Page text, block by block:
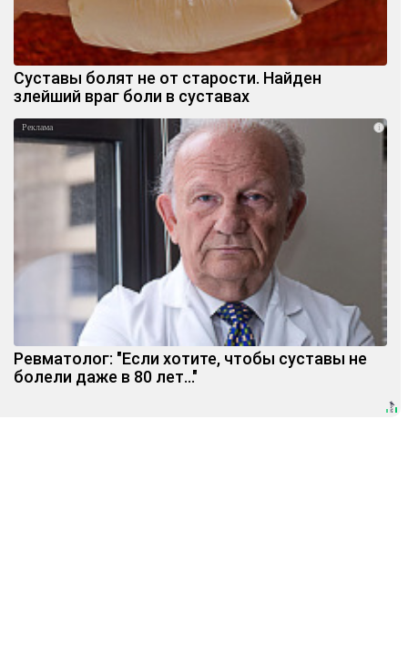
Суставы болят не от старости. Найден
злейший враг боли в суставах
i
Ревматолог: "Если хотите, чтобы суставы не
болели даже в 80 лет..."